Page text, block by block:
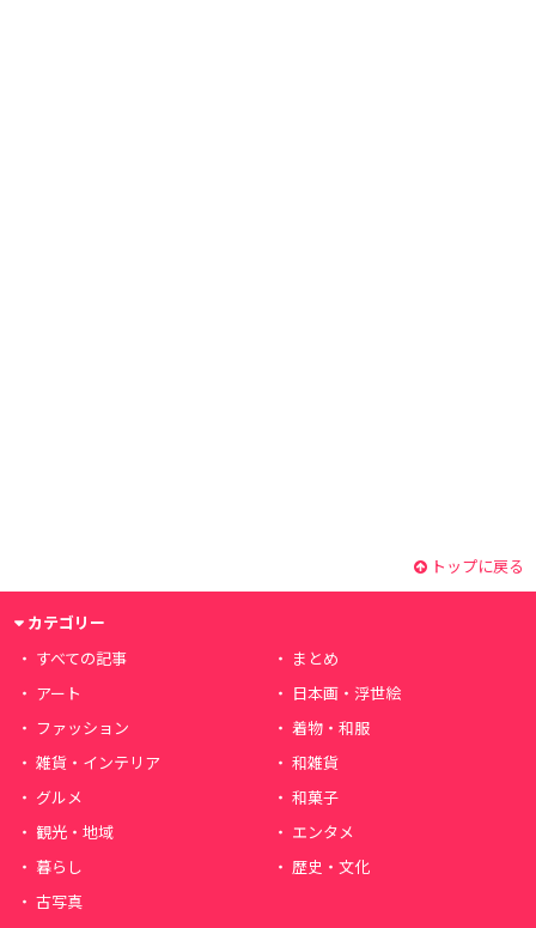
トップに戻る
カテゴリー
すべての記事
まとめ
アート
日本画・浮世絵
ファッション
着物・和服
雑貨・インテリア
和雑貨
グルメ
和菓子
観光・地域
エンタメ
暮らし
歴史・文化
古写真